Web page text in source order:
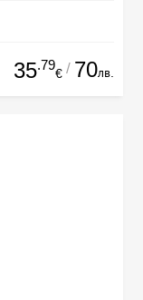
35.79
€ / 70лв.